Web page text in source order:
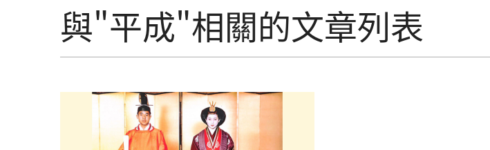
與"平成"相關的文章列表